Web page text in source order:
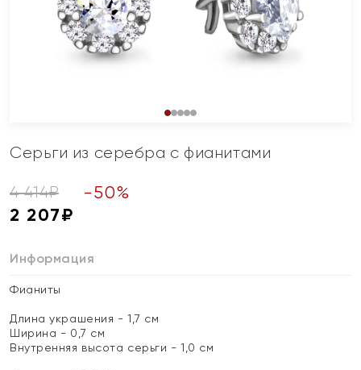
Серьги из серебра с фианитами
4 414₽ -50%
2 207₽
Информация
Фианиты
Длина украшения - 1,7 см
Ширина - 0,7 см
Внутренняя высота серьги - 1,0 см